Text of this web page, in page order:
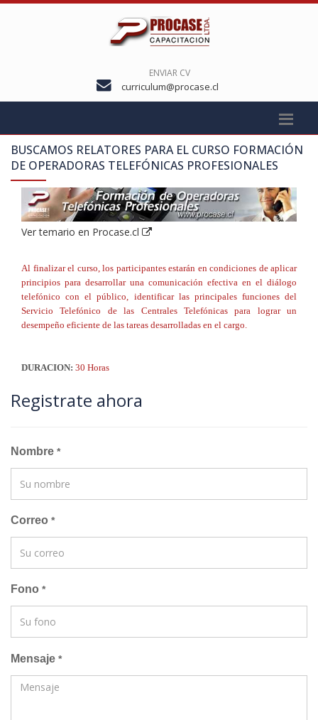
ENVIAR CV
curriculum@procase.cl
BUSCAMOS RELATORES PARA EL CURSO FORMACIÓN
DE OPERADORAS TELEFÓNICAS PROFESIONALES
Ver temario en Procase.cl
Al finalizar el curso, los participantes estarán en condiciones de aplicar
principios para desarrollar una comunicación efectiva en el diálogo
telefónico con el público, identificar las principales funciones del
Servicio Telefónico de las Centrales Telefónicas para lograr un
desempeño eficiente de las tareas desarrolladas en el cargo.
DURACION: 30 Horas
Registrate ahora
Nombre *
Correo *
Fono *
Mensaje *